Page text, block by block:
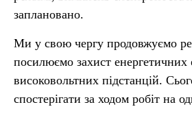
заплановано.
Ми у свою чергу продовжуємо
посилюємо захист енергетичних
високовольтних підстанцій.
спостерігати за ходом робіт на